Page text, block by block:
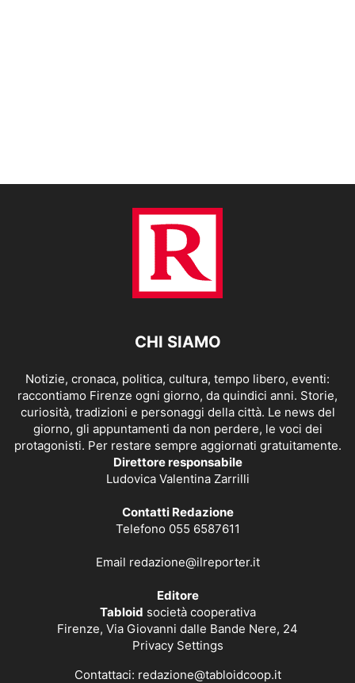
CHI SIAMO
Notizie, cronaca, politica, cultura, tempo libero, eventi:
raccontiamo Firenze ogni giorno, da quindici anni. Storie,
curiosità, tradizioni e personaggi della città. Le news del
giorno, gli appuntamenti da non perdere, le voci dei
protagonisti. Per restare sempre aggiornati gratuitamente.
Direttore responsabile
Ludovica Valentina Zarrilli
Contatti Redazione
Telefono 055 6587611
Email redazione@ilreporter.it
Editore
Tabloid società cooperativa
Firenze, Via Giovanni dalle Bande Nere, 24
Privacy Settings
Contattaci: redazione@tabloidcoop.it